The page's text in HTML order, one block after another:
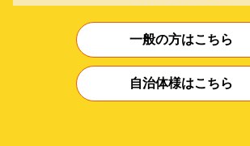
一般の方はこちら
自治体様はこちら